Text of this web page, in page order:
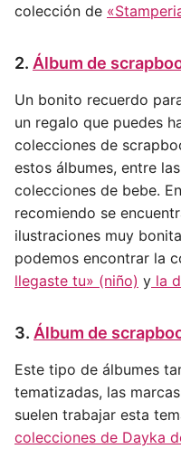
colección de
2. Álbum de
Un bonito recuerdo
un regalo que puedes
colecciones de
estos álbumes, entre
colecciones de bebe.
recomiendo se
ilustraciones muy
podemos encontrar la
llegaste tu» (niño) y la
3. Álbum de
Este tipo de álbumes
tematizadas, las
suelen trabajar esta
colecciones de Dayka